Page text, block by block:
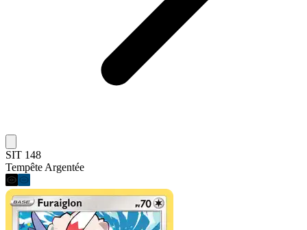
SIT 148
Tempête Argentée